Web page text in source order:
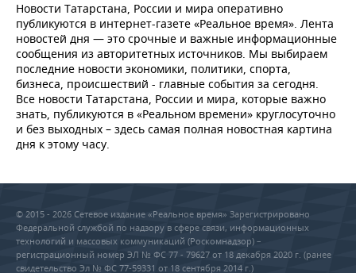
Новости Татарстана, России и мира оперативно
публикуются в интернет-газете «Реальное время». Лента
новостей дня — это срочные и важные информационные
сообщения из авторитетных источников. Мы выбираем
последние новости экономики, политики, спорта,
бизнеса, происшествий - главные события за сегодня.
Все новости Татарстана, России и мира, которые важно
знать, публикуются в «Реальном времени» круглосуточно
и без выходных – здесь самая полная новостная картина
дня к этому часу.
© 2015 - 2026 Сетевое издание «Реальное время» Зарегистрировано
Федеральной службой по надзору в сфере связи, информационных
технологий и массовых коммуникаций (Роскомнадзор) –
регистрационный номер ЭЛ № ФС 77 - 79627 от 18 декабря 2020 г. (ранее
свидетельство Эл № ФС 77-59331 от 18 сентября 2014 г.)